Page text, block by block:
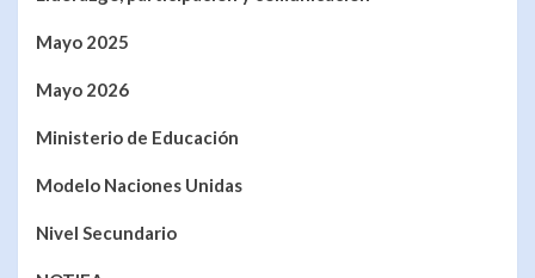
Mayo 2025
Mayo 2026
Ministerio de Educación
Modelo Naciones Unidas
Nivel Secundario